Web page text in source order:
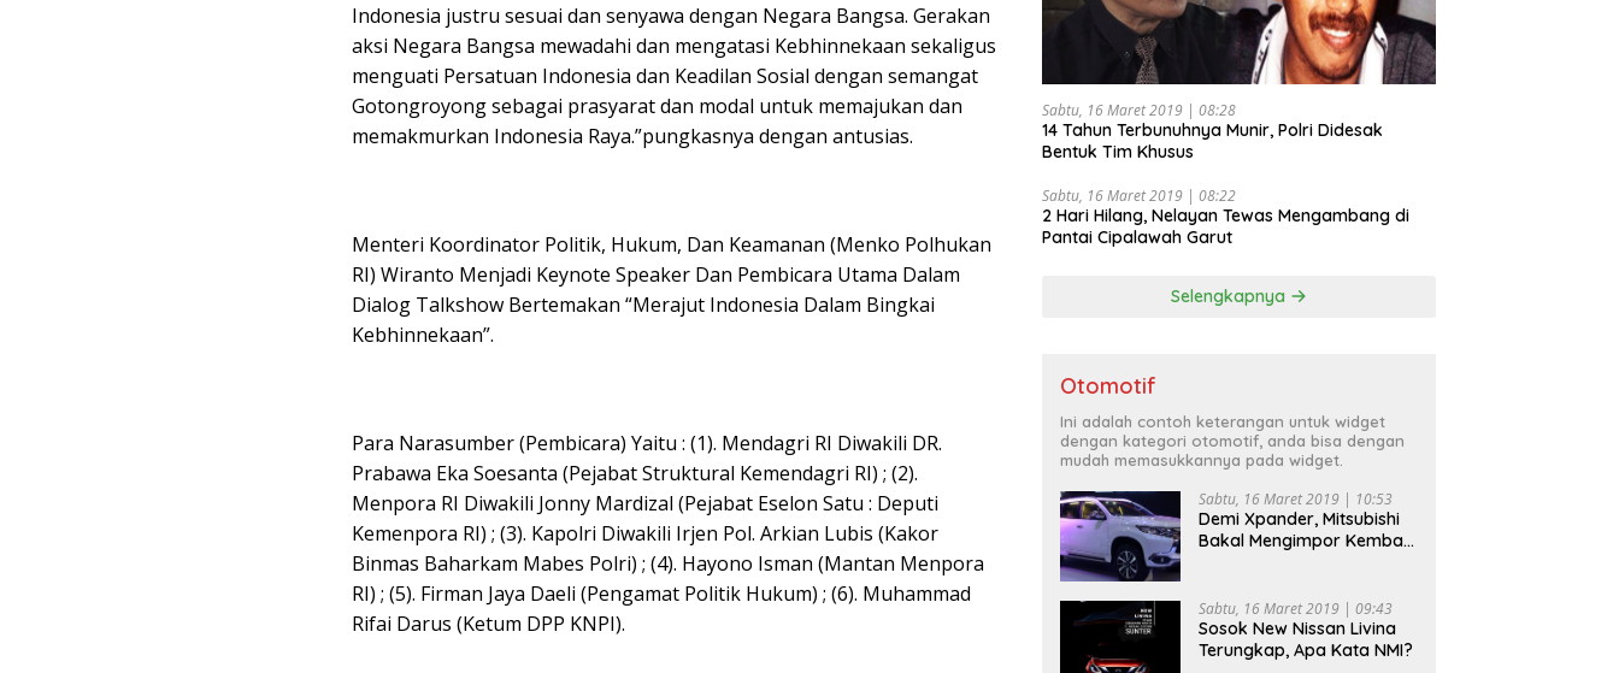
Indonesia justru sesuai dan senyawa dengan Negara Bangsa. Gerakan
aksi Negara Bangsa mewadahi dan mengatasi Kebhinnekaan sekaligus
menguati Persatuan Indonesia dan Keadilan Sosial dengan semangat
Gotongroyong sebagai prasyarat dan modal untuk memajukan dan
memakmurkan Indonesia Raya.”pungkasnya dengan antusias.
Menteri Koordinator Politik, Hukum, Dan Keamanan (Menko Polhukan
RI) Wiranto Menjadi Keynote Speaker Dan Pembicara Utama Dalam
Dialog Talkshow Bertemakan “Merajut Indonesia Dalam Bingkai
Kebhinnekaan”.
Para Narasumber (Pembicara) Yaitu : (1). Mendagri RI Diwakili DR.
Prabawa Eka Soesanta (Pejabat Struktural Kemendagri RI) ; (2).
Menpora RI Diwakili Jonny Mardizal (Pejabat Eselon Satu : Deputi
Kemenpora RI) ; (3). Kapolri Diwakili Irjen Pol. Arkian Lubis (Kakor
Binmas Baharkam Mabes Polri) ; (4). Hayono Isman (Mantan Menpora
RI) ; (5). Firman Jaya Daeli (Pengamat Politik Hukum) ; (6). Muhammad
Rifai Darus (Ketum DPP KNPI).
Sabtu, 16 Maret 2019 | 08:28
14 Tahun Terbunuhnya Munir, Polri Didesak
Bentuk Tim Khusus
Sabtu, 16 Maret 2019 | 08:22
2 Hari Hilang, Nelayan Tewas Mengambang di
Pantai Cipalawah Garut
Selengkapnya
Otomotif
Ini adalah contoh keterangan untuk widget
dengan kategori otomotif, anda bisa dengan
mudah memasukkannya pada widget.
Sabtu, 16 Maret 2019 | 10:53
Demi Xpander, Mitsubishi
Bakal Mengimpor Kembali
Sabtu, 16 Maret 2019 | 09:43
Sosok New Nissan Livina
Terungkap, Apa Kata NMI?